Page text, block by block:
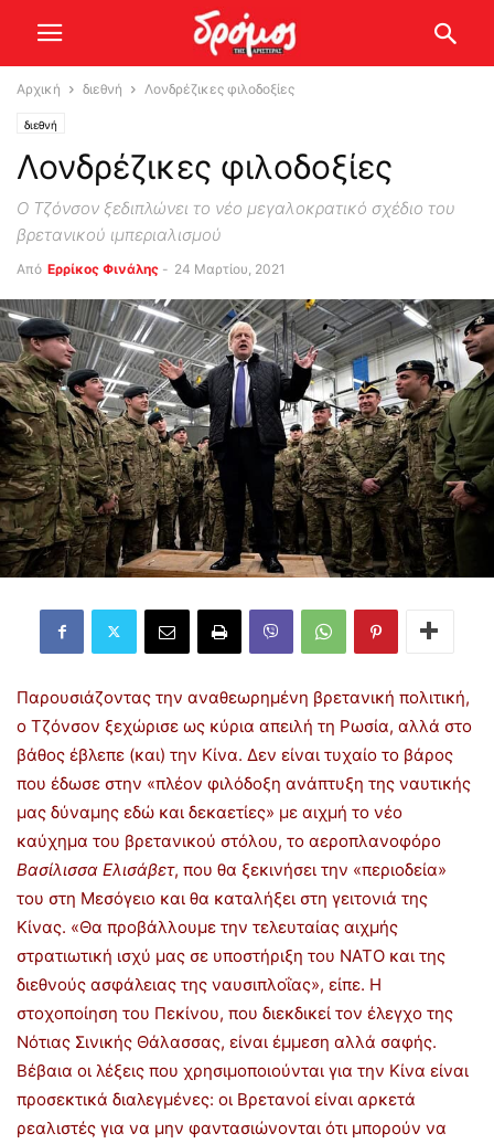
Αρχική διεθνή Λονδρέζικες φιλοδοξίες
διεθνή
Λονδρέζικες φιλοδοξίες
Ο Τζόνσον ξεδιπλώνει το νέο μεγαλοκρατικό σχέδιο του
βρετανικού ιμπεριαλισμού
Από Ερρίκος Φινάλης - 24 Μαρτίου, 2021
Παρουσιάζοντας την αναθεωρημένη βρετανική πολιτική,
ο Τζόνσον ξεχώρισε ως κύρια απειλή τη Ρωσία, αλλά στο
βάθος έβλεπε (και) την Κίνα. Δεν είναι τυχαίο το βάρος
που έδωσε στην «πλέον φιλόδοξη ανάπτυξη της ναυτικής
μας δύναμης εδώ και δεκαετίες» με αιχμή το νέο
καύχημα του βρετανικού στόλου, το αεροπλανοφόρο
Βασίλισσα Ελισάβετ, που θα ξεκινήσει την «περιοδεία»
του στη Μεσόγειο και θα καταλήξει στη γειτονιά της
Κίνας. «Θα προβάλλουμε την τελευταίας αιχμής
στρατιωτική ισχύ μας σε υποστήριξη του ΝΑΤΟ και της
διεθνούς ασφάλειας της ναυσιπλοΐας», είπε. Η
στοχοποίηση του Πεκίνου, που διεκδικεί τον έλεγχο της
Νότιας Σινικής Θάλασσας, είναι έμμεση αλλά σαφής.
Βέβαια οι λέξεις που χρησιμοποιούνται για την Κίνα είναι
προσεκτικά διαλεγμένες: οι Βρετανοί είναι αρκετά
ρεαλιστές για να μην φαντασιώνονται ότι μπορούν να